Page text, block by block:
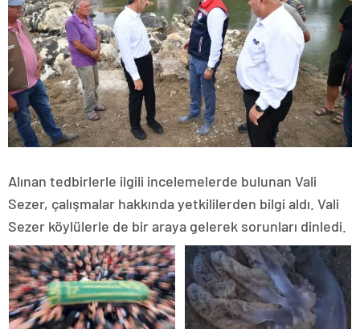
Alınan tedbirlerle ilgili incelemelerde bulunan Vali
Sezer, çalışmalar hakkında yetkililerden bilgi aldı. Vali
Sezer köylülerle de bir araya gelerek sorunları dinledi.